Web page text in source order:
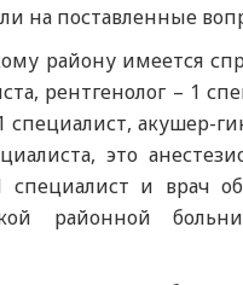
на поставленные
району имеется
рентгенолог – 1
акушер-
это
специалист и врач
районной